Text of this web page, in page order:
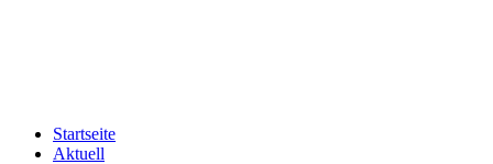
Startseite
Aktuell